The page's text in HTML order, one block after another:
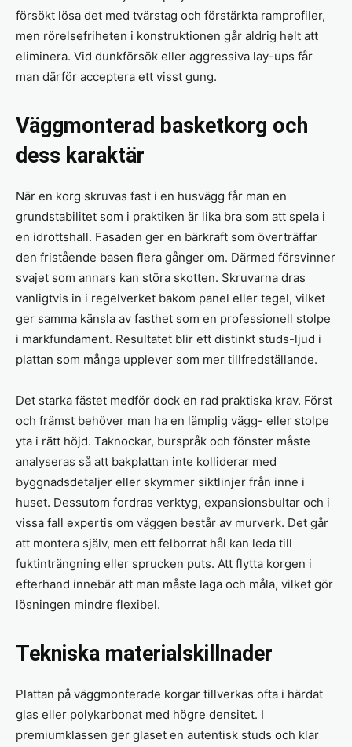
försökt lösa det med tvärstag och förstärkta ramprofiler,
men rörelsefriheten i konstruktionen går aldrig helt att
eliminera. Vid dunkförsök eller aggressiva lay-ups får
man därför acceptera ett visst gung.
Väggmonterad basketkorg och
dess karaktär
När en korg skruvas fast i en husvägg får man en
grundstabilitet som i praktiken är lika bra som att spela i
en idrottshall. Fasaden ger en bärkraft som överträffar
den fristående basen flera gånger om. Därmed försvinner
svajet som annars kan störa skotten. Skruvarna dras
vanligtvis in i regelverket bakom panel eller tegel, vilket
ger samma känsla av fasthet som en professionell stolpe
i markfundament. Resultatet blir ett distinkt studs-ljud i
plattan som många upplever som mer tillfredställande.
Det starka fästet medför dock en rad praktiska krav. Först
och främst behöver man ha en lämplig vägg- eller stolpe
yta i rätt höjd. Tak­nockar, burspråk och fönster måste
analyseras så att bakplattan inte kolliderar med
byggnadsdetaljer eller skymmer siktlinjer från inne i
huset. Dessutom fordras verktyg, expansionsbultar och i
vissa fall expertis om väggen består av murverk. Det går
att montera själv, men ett felborrat hål kan leda till
fuktinträngning eller sprucken puts. Att flytta korgen i
efterhand innebär att man måste laga och måla, vilket gör
lösningen mindre flexibel.
Tekniska materialskillnader
Plattan på väggmonterade korgar tillverkas ofta i härdat
glas eller polykarbonat med högre densitet. I
premiumklassen ger glaset en autentisk studs och klar